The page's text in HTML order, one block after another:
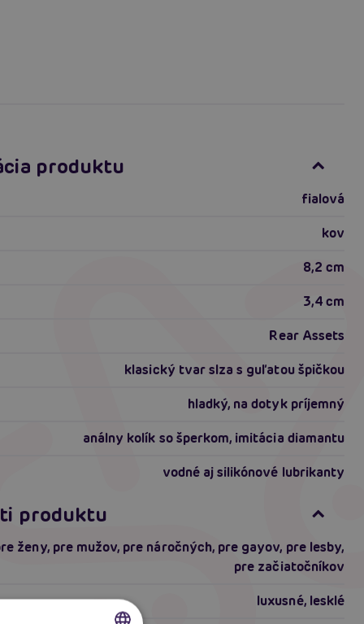
produktu
fialová
kov
8,2 cm
3,4 cm
Rear Assets
klasický tvar slza s guľatou špičkou
hladký, na dotyk príjemný
análny kolík so šperkom, imitácia diamantu
vodné aj silikónové lubrikanty
produktu
ženy, pre mužov, pre náročných, pre gayov, pre lesby,
pre začiatočníkov
luxusné, lesklé